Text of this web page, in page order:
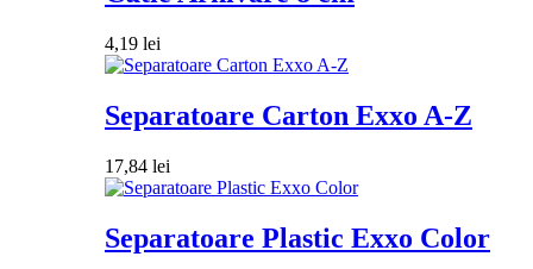
4,19 lei
Separatoare Carton Exxo A-Z
17,84 lei
Separatoare Plastic Exxo Color